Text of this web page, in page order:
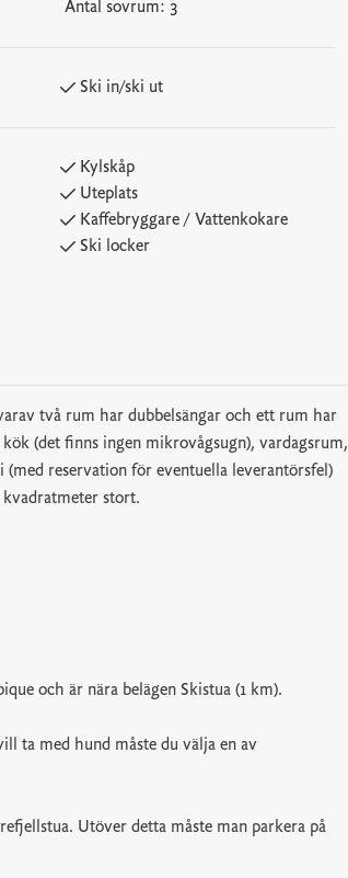
Antal sovrum: 3
Ski in/ski ut
Kylskåp
Uteplats
Kaffebryggare / Vattenkokare
Ski locker
två rum har dubbelsängar och ett rum har
(det finns ingen mikrovågsugn), vardagsrum,
reservation för eventuella leverantörsfel)
stort.
och är nära belägen Skistua (1 km).
ta med hund måste du välja en av
Utöver detta måste man parkera på